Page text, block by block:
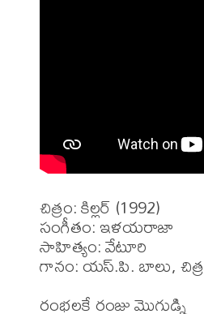
చిత్రం: కిల్లర్ (1992)
సంగీతం: ఇళయరాజా
సాహిత్యం: వేటూరి
గానం: యస్.పి. బాలు, చిత్ర